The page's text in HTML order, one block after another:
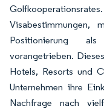
Visabestimmungen,
Positionierung
vorangetrieben.
Hotels, Resorts und
Unternehmen ihre
Nachfrage nach